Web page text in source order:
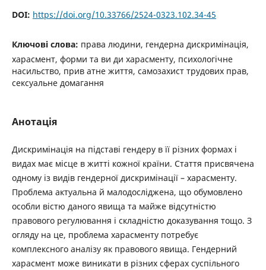
DOI: https://doi.org/10.33766/2524-0323.102.34-45
Ключові слова: права людини, гендерна дискримінація,
харасмент, форми та ви ди харасменту, психологічне
насильство, прив атне життя, самозахист трудових прав,
сексуальне домагання
Анотація
Дискримінація на підставі гендеру в її різних формах і
видах має місце в житті кожної країни. Стаття присвячена
одному із видів гендерної дискримінації – харасменту.
Проблема актуальна й малодосліджена, що обумовлено
особли вістю даного явища та майже відсутністю
правового регулювання і складністю доказування тощо. З
огляду на це, проблема харасменту потребує
комплексного аналізу як правового явища. Гендерний
харасмент може виникати в різних сферах суспільного